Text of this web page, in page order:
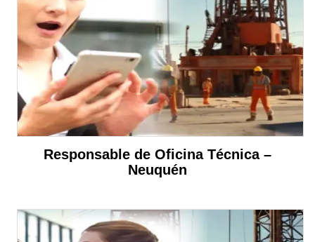
Responsable de Oficina Técnica –
Neuquén